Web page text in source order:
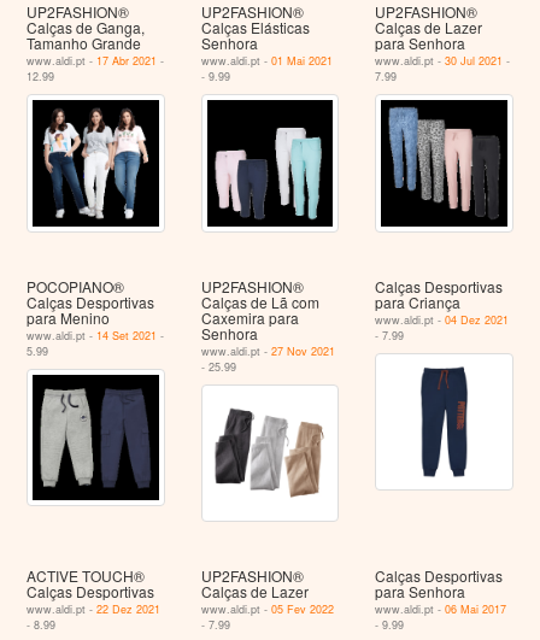
UP2FASHION®
Calças de Ganga,
Tamanho Grande
www.aldi.pt - 17 Abr 2021 -
12.99
UP2FASHION®
Calças Elásticas
Senhora
www.aldi.pt - 01 Mai 2021
- 9.99
UP2FASHION®
Calças de Lazer
para Senhora
www.aldi.pt -30 Jul 2021 -
7.99
POCOPIANO®
Calças Desportivas
para Menino
www.aldi.pt - 14 Set 2021 -
5.99
UP2FASHION®
Calças de Lã com
Caxemira para
Senhora
www.aldi.pt - 27 Nov 2021
- 25.99
Calças Desportivas
para Criança
www.aldi.pt -04 Dez 2021
- 7.99
ACTIVE TOUCH®
Calças Desportivas
www.aldi.pt -22 Dez 2021
- 8.99
UP2FASHION®
Calças de Lazer
www.aldi.pt - 05 Fev 2022
- 7.99
Calças Desportivas
para Senhora
www.aldi.pt -06 Mai 2017
- 9.99